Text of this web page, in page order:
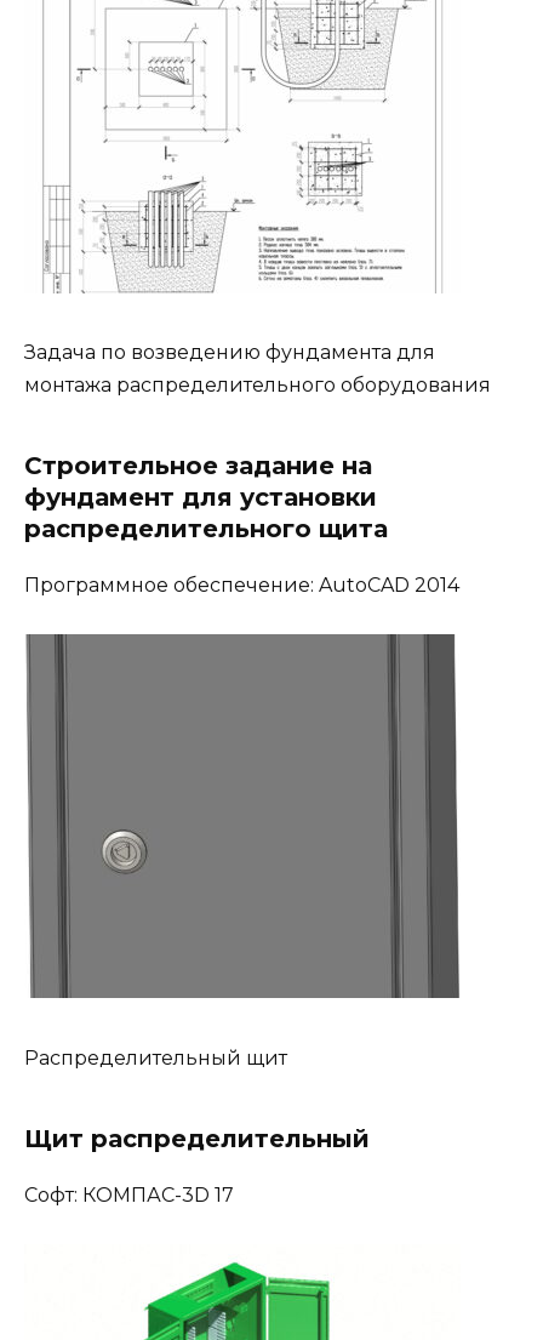
Задача по возведению фундамента для
монтажа распределительного оборудования
Строительное задание на
фундамент для установки
распределительного щита
Программное обеспечение: AutoCAD 2014
Распределительный щит
Щит распределительный
Софт: КОМПАС-3D 17